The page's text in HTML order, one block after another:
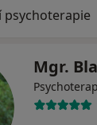
Mgr.